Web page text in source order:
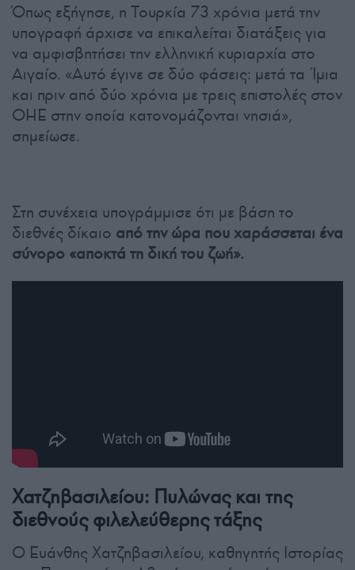
Όπως εξήγησε, η Τουρκία 73 χρόνια μετά την
υπογραφή άρχισε να επικαλείται διατάξεις για
να αμφισβητήσει την ελληνική κυριαρχία στο
Αιγαίο. «Αυτό έγινε σε δύο φάσεις: μετά τα Ίμια
και πριν από δύο χρόνια με τρεις επιστολές στον
ΟΗΕ στην οποία κατονομάζονται νησιά»,
σημείωσε.
Στη συνέχεια υπογράμμισε ότι με βάση το
διεθνές δίκαιο από την ώρα που χαράσσεται ένα
σύνορο «αποκτά τη δική του ζωή».
Χατζηβασιλείου: Πυλώνας και της
διεθνούς φιλελεύθερης τάξης
Ο Ευάνθης Χατζηβασιλείου, καθηγητής Ιστορίας